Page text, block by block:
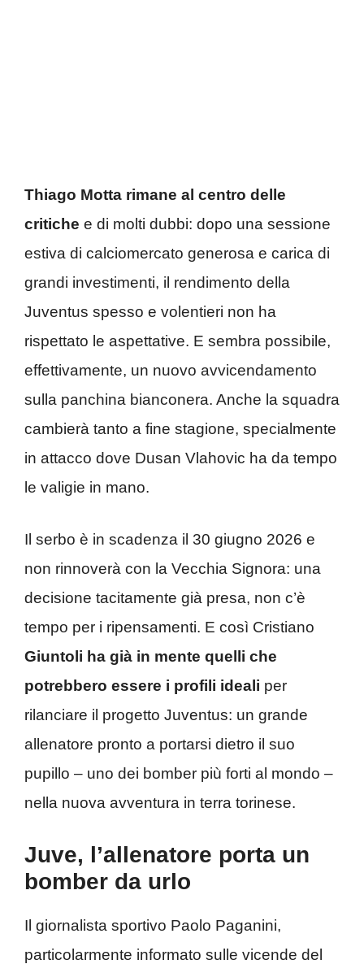
Thiago Motta rimane al centro delle
critiche e di molti dubbi: dopo una sessione
estiva di calciomercato generosa e carica di
grandi investimenti, il rendimento della
Juventus spesso e volentieri non ha
rispettato le aspettative. E sembra possibile,
effettivamente, un nuovo avvicendamento
sulla panchina bianconera. Anche la squadra
cambierà tanto a fine stagione, specialmente
in attacco dove Dusan Vlahovic ha da tempo
le valigie in mano.
Il serbo è in scadenza il 30 giugno 2026 e
non rinnoverà con la Vecchia Signora: una
decisione tacitamente già presa, non c’è
tempo per i ripensamenti. E così Cristiano
Giuntoli ha già in mente quelli che
potrebbero essere i profili ideali per
rilanciare il progetto Juventus: un grande
allenatore pronto a portarsi dietro il suo
pupillo – uno dei bomber più forti al mondo –
nella nuova avventura in terra torinese.
Juve, l’allenatore porta un
bomber da urlo
Il giornalista sportivo Paolo Paganini,
particolarmente informato sulle vicende del